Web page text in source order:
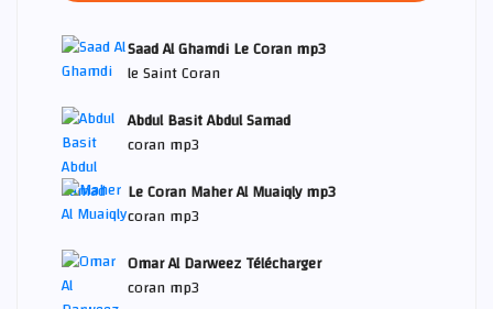
Saad Al Ghamdi Le Coran mp3
le Saint Coran
Abdul Basit Abdul Samad
coran mp3
Le Coran Maher Al Muaiqly mp3
coran mp3
Omar Al Darweez Télécharger
coran mp3